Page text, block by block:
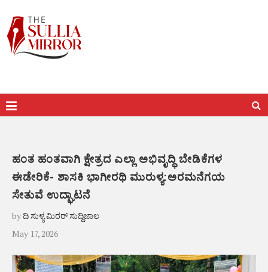
ಹಂತ ಹಂತವಾಗಿ ಕ್ಷೇತ್ರದ ಎಲ್ಲಾ ಅಭಿವೃದ್ಧಿ ಬೇಡಿಕೆಗಳ
ಈಡೇರಿಕೆ- ಶಾಸಕಿ ಭಾಗೀರಥಿ ಮುರುಳ್ಯ:ಅರಮನೆಗಯ
ಸೇತುವೆ ಉದ್ಘಾಟನೆ
byದಿ ಸುಳ್ಯ ಮಿರರ್ ಸುದ್ದಿಜಾಲ
May 17, 2026